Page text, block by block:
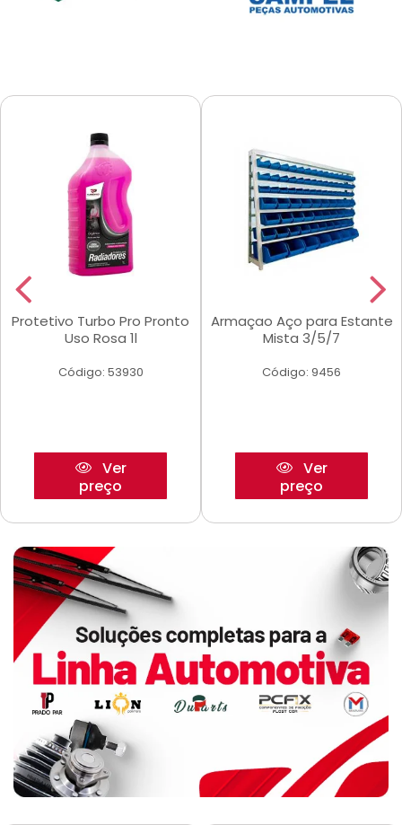
Protetivo Turbo Pro Pronto
Uso Rosa 1l
Código: 53930
Ver
preço
Armaçao Aço para Estante
Mista 3/5/7
Código: 9456
Ver
preço